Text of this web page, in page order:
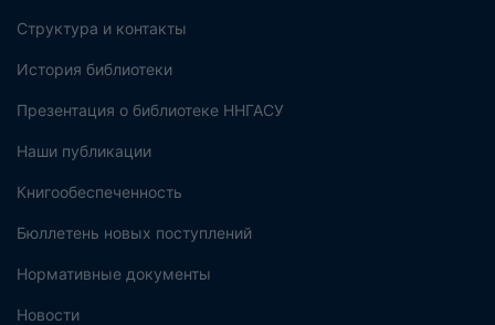
Структура и контакты
История библиотеки
Презентация о библиотеке ННГАСУ
Наши публикации
Книгообеспеченность
Бюллетень новых поступлений
Нормативные документы
Новости